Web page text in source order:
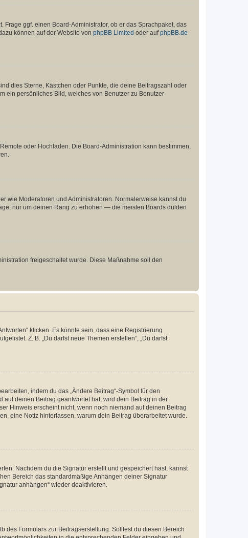
ggf. einen Board-Administrator, ob er das Sprachpaket, das
können auf der Website von phpBB Limited oder aufphpBB.de
dies Sterne, Kästchen oder Punkte, die deine Beitragszahl oder
ein persönliches Bild, welches von Benutzer zu Benutzer
oder Hochladen. Die Board-Administration kann bestimmen,
wie Moderatoren und Administratoren. Normalerweise kannst du
nur um deinen Rang zu erhöhen — die meisten Boards dulden
freigeschaltet wurde. Diese Maßnahme soll den
klicken. Es könnte sein, dass eine Registrierung
Z. B. „Du darfst neue Themen erstellen“, „Du darfst
indem du das „Ändere Beitrag“-Symbol für den
deinen Beitrag geantwortet hat, wird dein Beitrag in der
Hinweis erscheint nicht, wenn noch niemand auf deinen Beitrag
eine Notiz hinterlassen, warum dein Beitrag überarbeitet wurde.
Nachdem du die Signatur erstellt und gespeichert hast, kannst
Bereich das standardmäßige Anhängen deiner Signatur
anhängen“ wieder deaktivieren.
des Formulars zur Beitragserstellung. Solltest du diesen Bereich